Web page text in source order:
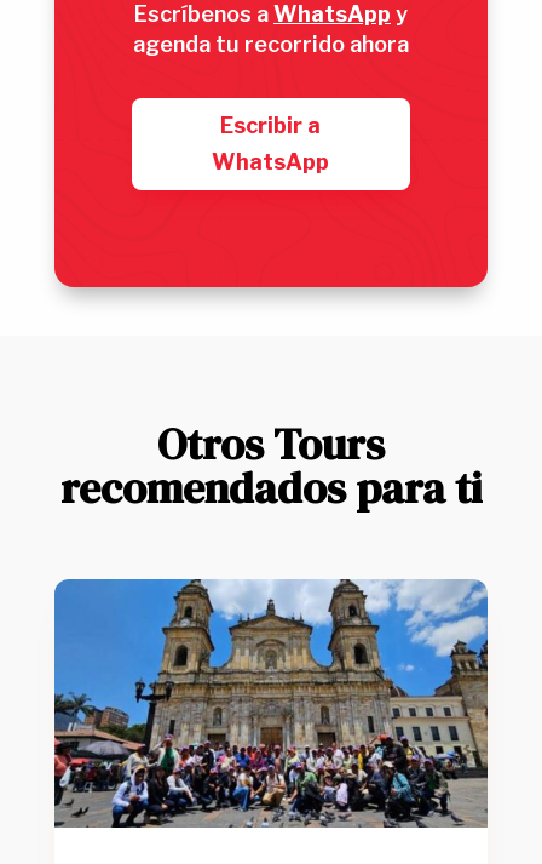
Escríbenos aWhatsApp y
agenda tu recorrido ahora
Escribir a
WhatsApp
Otros Tours
recomendados para ti